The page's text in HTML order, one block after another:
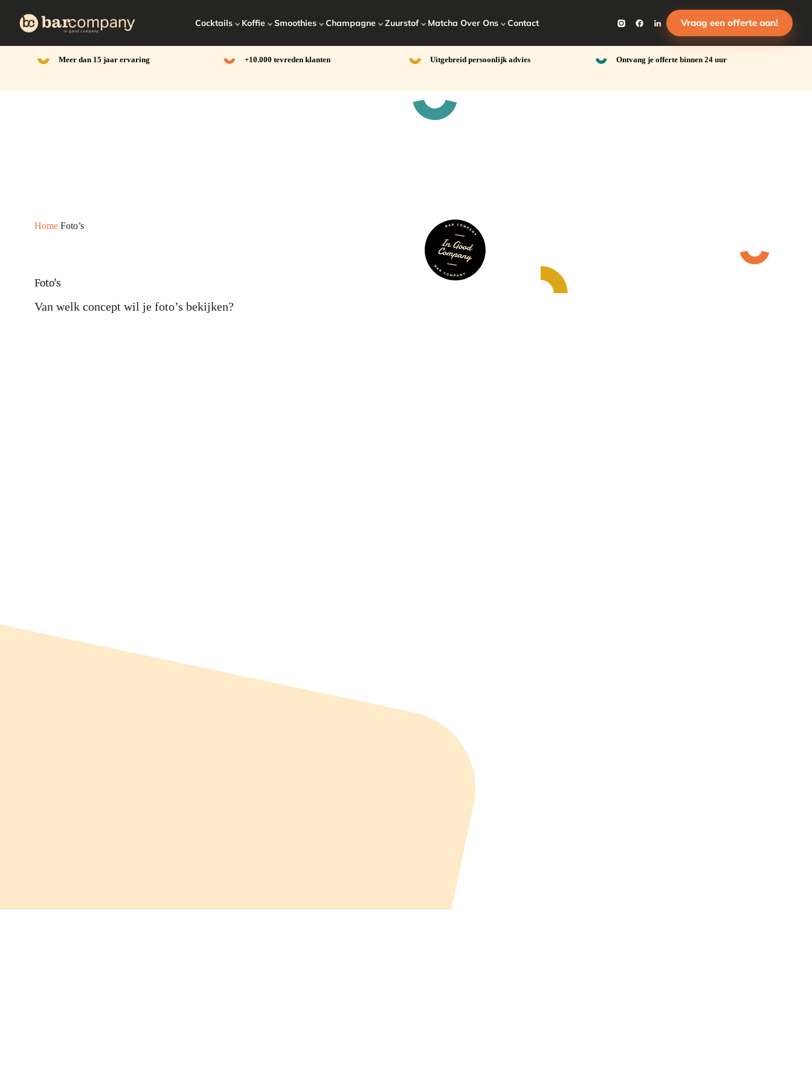
Cocktails Koffie Smoothies Champagne Zuurstof Matcha Over Ons Contact Vraag een offerte aan!
Meer dan 15 jaar ervaring +10.000 tevreden klanten Uitgebreid persoonlijk advies Ontvang je offerte binnen 24 uur
Home Foto’s
Foto’s
Van welk concept wil je foto’s bekijken?